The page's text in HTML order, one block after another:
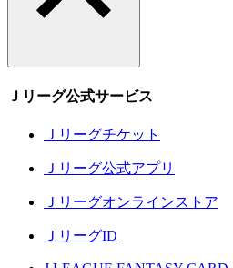
Ｊリーグ公式サービス
Ｊリーグチケット
Ｊリーグ公式アプリ
Ｊリーグオンラインストア
ＪリーグID